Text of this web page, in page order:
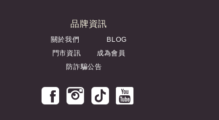
品牌資訊
關於我們
BLOG
門市資訊
成為會員
防詐騙公告